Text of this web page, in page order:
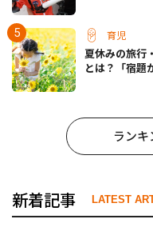
育児
夏休みの旅行
とは？「宿題
ランキ
新着記事 LATEST